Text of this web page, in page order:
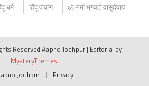
धर्म हिंदू पंचांग ॐ नमो भगवते वासुदेवाय
Reserved Aapno Jodhpur | Editorial by
MysteryThemes.
Jodhpur
Privacy